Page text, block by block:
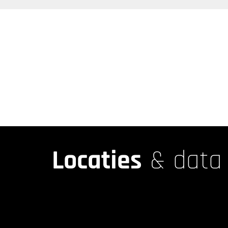
Locaties & data